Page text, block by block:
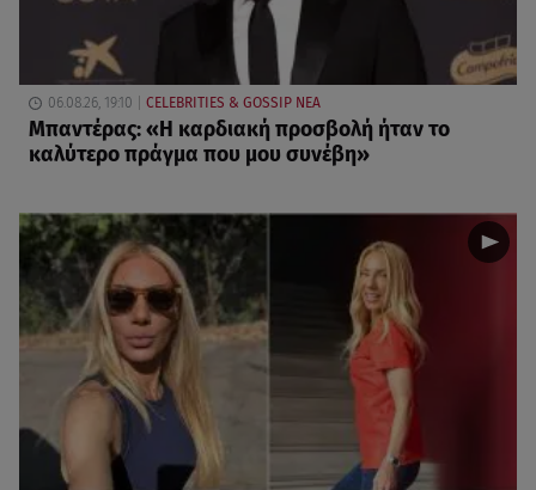
06.08.26, 19:10 CELEBRITIES & GOSSIP ΝΕΑ
Μπαντέρας: «Η καρδιακή προσβολή ήταν το
καλύτερο πράγμα που μου συνέβη»